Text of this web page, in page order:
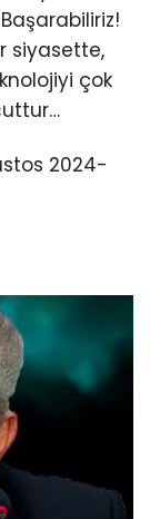
siyasette,
çok
2024-